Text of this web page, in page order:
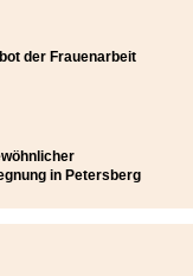
eine
der Frauenarbeit
in Petersberg